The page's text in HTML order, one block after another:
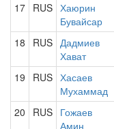
17 RUS Хаюрин
Бувайсар
18 RUS Дадмиев
Хават
19 RUS Хасаев
Мухаммад
20 RUS Гожаев
Амин